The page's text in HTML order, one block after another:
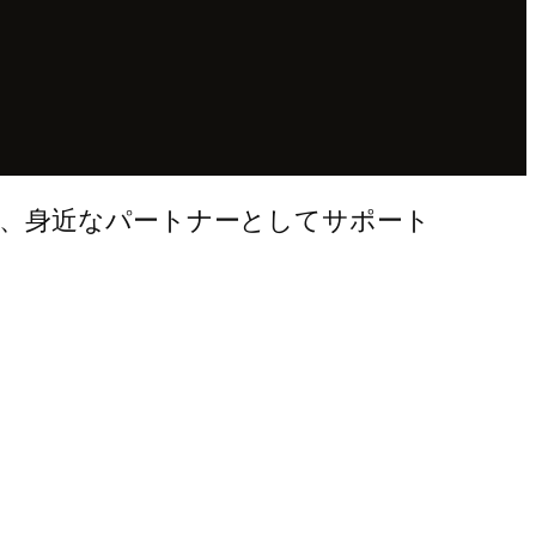
身近なパートナーとしてサポート